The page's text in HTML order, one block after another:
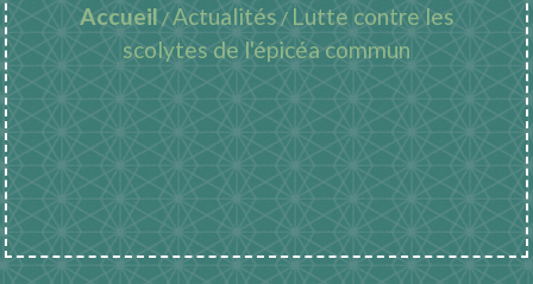
Accueil / Actualités / Lutte contre les
scolytes de l'épicéa commun